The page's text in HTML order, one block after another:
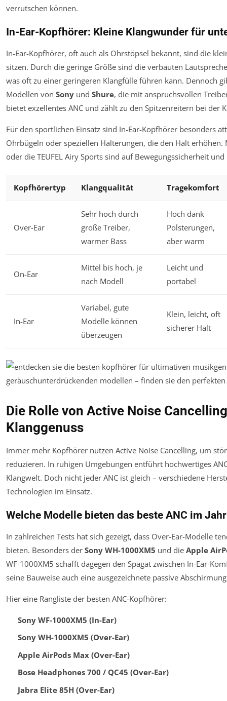
verrutschen können.
In-Ear-Kopfhörer: Kleine Klangwunder für
In-Ear-Kopfhörer, oft auch als Ohrstöpsel bekannt, sind die
sitzen. Durch die geringe Größe sind die verbauten
was oft zu einer geringeren Klangfülle führen kann. Dennoch
Modellen von Sony und Shure, die mit anspruchsvollen
bietet exzellentes ANC und zählt zu den Spitzenreitern bei der
Für den sportlichen Einsatz sind In-Ear-Kopfhörer besonders
Ohrbügeln oder speziellen Halterungen, die den Halt
oder die TEUFEL Airy Sports sind auf Bewegungs­sicherheit
Kopfhörertyp Klangqualität Tragekomfort
Over-Ear
Sehr hoch durch
große Treiber,
warmer Bass
Hoch dank
Polsterungen,
aber warm
On-Ear
Mittel bis hoch, je
nach Modell
Leicht und
portabel
In-Ear
Variabel, gute
Modelle können
überzeugen
Klein, leicht, oft
sicherer Halt
Die Rolle von Active Noise
Klanggenuss
Immer mehr Kopfhörer nutzen Active Noise Cancelling, um
reduzieren. In ruhigen Umgebungen entführt hochwertiges
Klangwelt. Doch nicht jeder ANC ist gleich – verschiedene
Technologien im Einsatz.
Welche Modelle bieten das beste ANC im
In zahlreichen Tests hat sich gezeigt, dass Over-Ear-Modelle
bieten. Besonders der Sony WH-1000XM5 und die Apple
WF-1000XM5 schafft dagegen den Spagat zwischen In-Ear-
seine Bauweise auch eine ausgezeichnete passive
Hier eine Rangliste der besten ANC-Kopfhörer:
Sony WF-1000XM5 (In-Ear)
Sony WH-1000XM5 (Over-Ear)
Apple AirPods Max (Over-Ear)
Bose Headphones 700 / QC45 (Over-Ear)
Jabra Elite 85H (Over-Ear)